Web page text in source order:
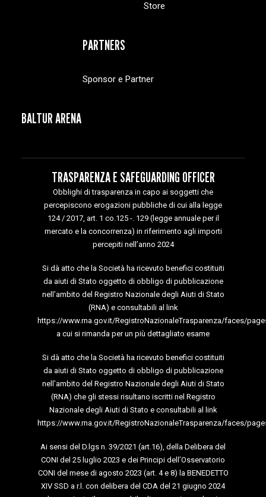
Store
PARTNERS
Sponsor e Partner
BALTUR ARENA
TRASPARENZA E SAFEGUARDING OFFICER
Obblighi di trasparenza in capo ai soggetti che
percepiscono erogazioni pubbliche di cui alla legge
124 / 2017, art. 1 co.125 -. 129 (legge annuale per il
mercato e la concorrenza) in riferimento agli importi
percepiti nell’anno 2024
Si dà atto che la Società ha ricevuto benefici costituiti
da aiuti di Stato oggetto di obbligo di pubblicazione
nell’ambito del Registro Nazionale degli Aiuti di Stato
(RNA) e consultabili al link
https://www.rna.gov.it/RegistroNazionaleTrasparenza/faces/
a cui si rimanda per un più dettagliato esame
Si dà atto che la Società ha ricevuto benefici costituiti
da aiuti di Stato oggetto di obbligo di pubblicazione
nell’ambito del Registro Nazionale degli Aiuti di Stato
(RNA) che gli stessi risultano iscritti nel Registro
Nazionale degli Aiuti di Stato e consultabili al link
https://www.rna.gov.it/RegistroNazionaleTrasparenza/faces/
Ai sensi del D.lgs n. 39/2021 (art.16), della Delibera del
CONI del 25 luglio 2023 e dei Principi dell’Osservatorio
CONI del mese di agosto 2023 (art. 4 e 8) la BENEDETTO
XIV SSD a r.l. con delibera del CDA del 21 giugno 2024